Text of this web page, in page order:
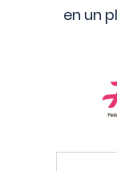
en un